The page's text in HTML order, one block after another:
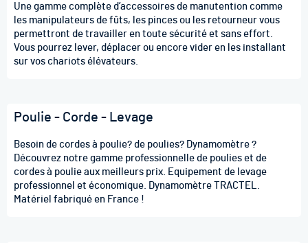
Une gamme complète d’accessoires de manutention comme
les manipulateurs de fûts, les pinces ou les retourneur vous
permettront de travailler en toute sécurité et sans effort.
Vous pourrez lever, déplacer ou encore vider en les installant
sur vos chariots élévateurs.
Poulie - Corde - Levage
Besoin de cordes à poulie? de poulies? Dynamomètre ?
Découvrez notre gamme professionnelle de poulies et de
cordes à poulie aux meilleurs prix. Equipement de levage
professionnel et économique. Dynamomètre TRACTEL.
Matériel fabriqué en France !